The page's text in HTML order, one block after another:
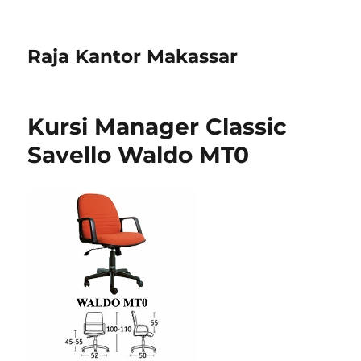
Raja Kantor Makassar
Kursi Manager Classic
Savello Waldo MT0